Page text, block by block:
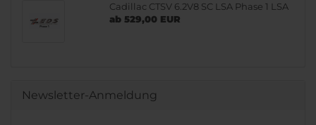
Cadillac CTSV 6.2V8 SC LSA Phase 1 LSA
ab 529,00 EUR
Newsletter-Anmeldung